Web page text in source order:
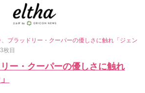
、ブラッドリー・クーパーの優しさに触れ「ジェン
枚目
ー・クーパーの優しさに触れ